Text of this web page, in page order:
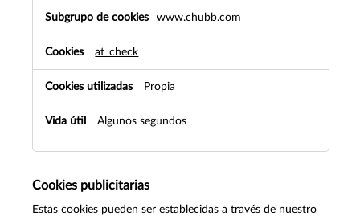
www.chubb.com
at_check
Propia
Algunos segundos
Cookies publicitarias
Estas cookies pueden ser establecidas a través de nuestro